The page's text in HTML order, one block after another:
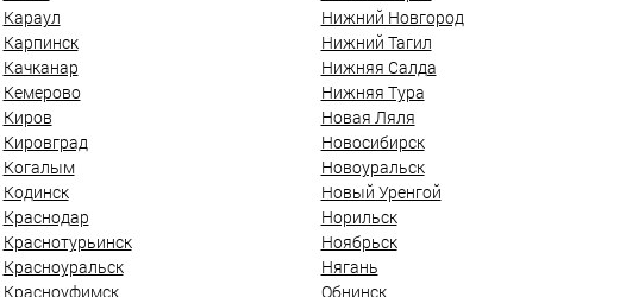
Караул
Карпинск
Качканар
Кемерово
Киров
Кировград
Когалым
Кодинск
Краснодар
Краснотурьинск
Красноуральск
Красноуфимск
Нижний Новгород
Нижний Тагил
Нижняя Салда
Нижняя Тура
Новая Ляля
Новосибирск
Новоуральск
Новый Уренгой
Норильск
Ноябрьск
Нягань
Обнинск